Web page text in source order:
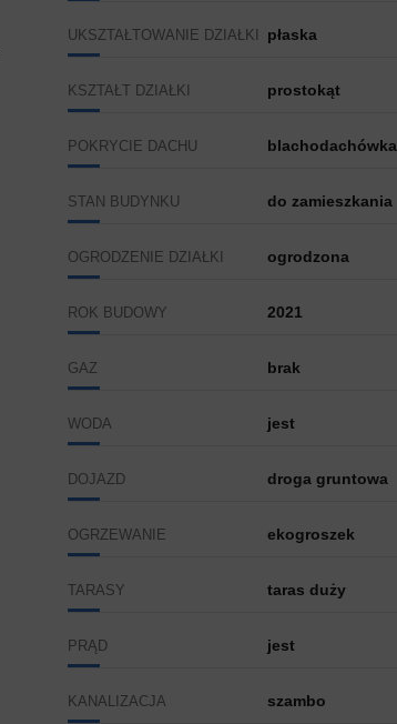
UKSZTAŁTOWANIE DZIAŁKI płaska
KSZTAŁT DZIAŁKI prostokąt
POKRYCIE DACHU blachodachówka
STAN BUDYNKU do zamieszkania
OGRODZENIE DZIAŁKI ogrodzona
ROK BUDOWY 2021
GAZ brak
WODA jest
DOJAZD droga gruntowa
OGRZEWANIE ekogroszek
TARASY taras duży
PRĄD jest
KANALIZACJA szambo